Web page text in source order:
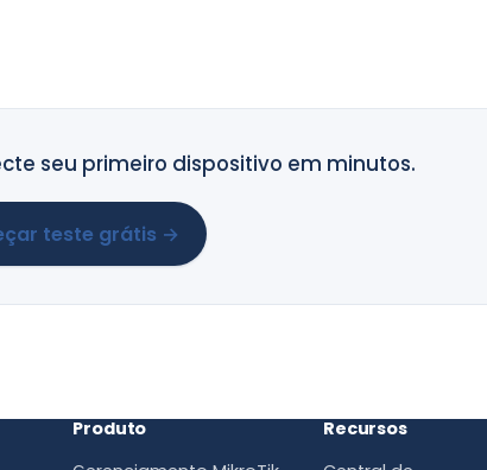
seu primeiro dispositivo em minutos.
teste grátis →
Produto
Recursos